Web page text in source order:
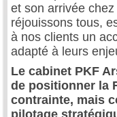
et son arrivée
réjouissons tous,
à nos clients un
adapté à leurs
Le cabinet PKF
de positionner la
contrainte, mais
pilotage